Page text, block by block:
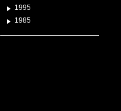
1995
1985